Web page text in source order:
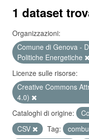
1 dataset
Organizzazioni:
Comune di Genova -
Politiche Energetiche
Licenze sulle risorse:
Creative Commons
4.0)
Cataloghi di origine:
CSV
Tag: